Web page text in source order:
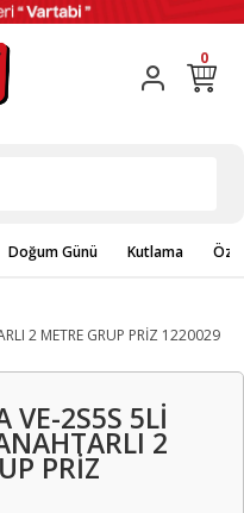
0
Doğum Günü Kutlama
2 METRE GRUP PRİZ 1220029
VE-2S5S 5Lİ
2
PRİZ